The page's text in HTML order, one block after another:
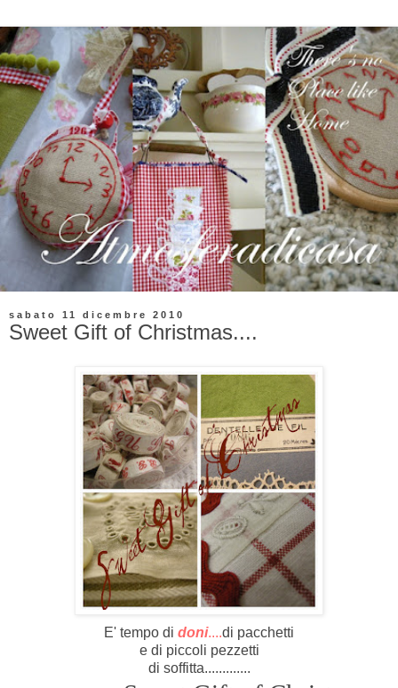
sabato 11 dicembre 2010
Sweet Gift of Christmas....
E' tempo di doni....di pacchetti
e di piccoli pezzetti
di soffitta.............